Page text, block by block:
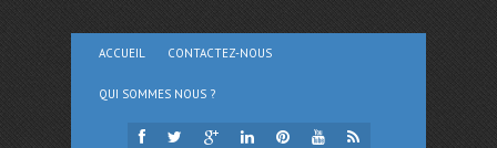
ACCUEIL CONTACTEZ-NOUS
QUI SOMMES NOUS ?